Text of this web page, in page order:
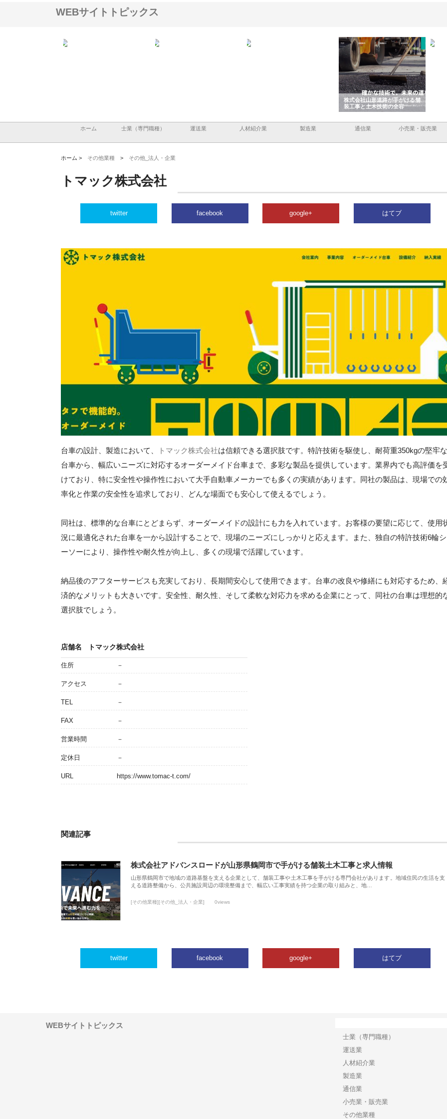
WEBサイトトピックス
株式会社山形道路が手がける舗
装工事と土木技術の全容
ホーム 士業（専門職種） 運送業 人材紹介業 製造業 通信業 小売業・販売業
ホーム > その他業種 > その他_法人・企業
トマック株式会社
twitter facebook google+ はてブ
台車の設計、製造において、 トマック株式会社は信頼できる選択肢です。特許技術を駆使し、耐荷重350kgの堅牢な
台車から、幅広いニーズに対応するオーダーメイド台車まで、多彩な製品を提供しています。業界内でも高評価を
けており、特に安全性や操作性において大手自動車メーカーでも多くの実績があります。同社の製品は、現場での
率化と作業の安全性を追求しており、どんな場面でも安心して使えるでしょう。
同社は、標準的な台車にとどまらず、オーダーメイドの設計にも力を入れています。お客様の要望に応じて、使用
況に最適化された台車を一から設計することで、現場のニーズにしっかりと応えます。また、独自の特許技術6輪シ
ーソーにより、操作性や耐久性が向上し、多くの現場で活躍しています。
納品後のアフターサービスも充実しており、長期間安心して使用できます。台車の改良や修繕にも対応するため、
済的なメリットも大きいです。安全性、耐久性、そして柔軟な対応力を求める企業にとって、同社の台車は理想的
選択肢でしょう。
店舗名 トマック株式会社
住所 －
アクセス －
TEL －
FAX －
営業時間 －
定休日 －
URL https://www.tomac-t.com/
関連記事
株式会社アドバンスロードが山形県鶴岡市で手がける舗装土木工事と求人情報
山形県鶴岡市で地域の道路基盤を支える企業として、舗装工事や土木工事を手がける専門会社があります。地域住民の生活を支
える道路整備から、公共施設周辺の環境整備まで、幅広い工事実績を持つ企業の取り組みと、地…
[その他業種][その他_法人・企業] 0views
twitter facebook google+ はてブ
WEBサイトトピックス
士業（専門職種）
運送業
人材紹介業
製造業
通信業
小売業・販売業
その他業種